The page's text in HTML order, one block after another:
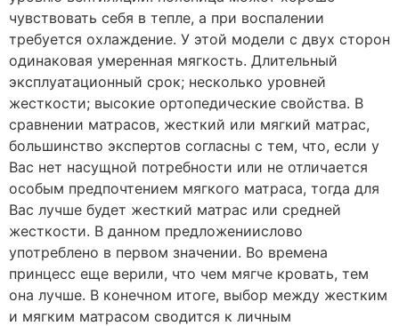
чувствовать себя в тепле, а при воспалении
требуется охлаждение. У этой модели с двух сторон
одинаковая умеренная мягкость. Длительный
эксплуатационный срок; несколько уровней
жесткости; высокие ортопедические свойства. В
сравнении матрасов, жесткий или мягкий матрас,
большинство экспертов согласны с тем, что, если у
Вас нет насущной потребности или не отличается
особым предпочтением мягкого матраса, тогда для
Вас лучше будет жесткий матрас или средней
жесткости. В данном предложениислово
употреблено в первом значении. Во времена
принцесс еще верили, что чем мягче кровать, тем
она лучше. В конечном итоге, выбор между жестким
и мягким матрасом сводится к личным